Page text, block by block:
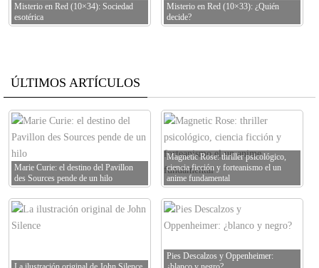
Misterio en Red (10×34): Sociedad
esotérica
Misterio en Red (10×33): ¿Quién
decide?
ÚLTIMOS ARTÍCULOS
Marie Curie: el destino del Pavillon
des Sources pende de un hilo
Magnetic Rose: thriller psicológico,
ciencia ficción y forteanismo el un
anime fundamental
Pies Descalzos y Oppenheimer: